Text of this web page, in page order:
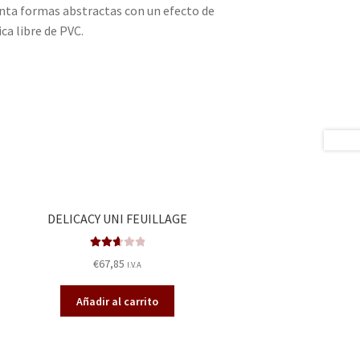
formas abstractas con un efecto de
libre de PVC.
DELICACY UNI FEUILLAGE
do en
2.71de
5
€67,85 I.V.A
Añadir al carrito